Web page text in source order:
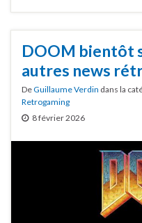
DOOM bientôt
autres news
DeGuillaume Verdin dans la
Retrogaming
8 février 2026